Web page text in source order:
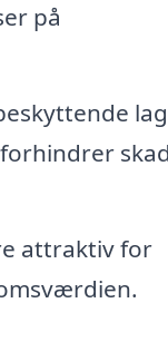
på
attraktiv for